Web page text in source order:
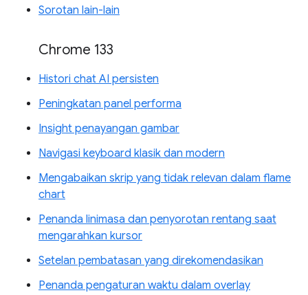
Sorotan lain-lain
Chrome 133
Histori chat AI persisten
Peningkatan panel performa
Insight penayangan gambar
Navigasi keyboard klasik dan modern
Mengabaikan skrip yang tidak relevan dalam flame
chart
Penanda linimasa dan penyorotan rentang saat
mengarahkan kursor
Setelan pembatasan yang direkomendasikan
Penanda pengaturan waktu dalam overlay